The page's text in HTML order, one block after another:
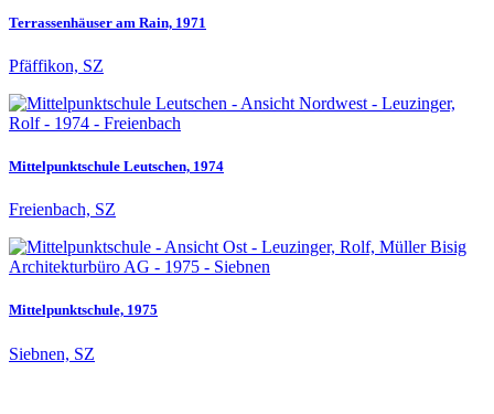
Terrassenhäuser am Rain, 1971
Pfäffikon, SZ
Mittelpunktschule Leutschen, 1974
Freienbach, SZ
Mittelpunktschule, 1975
Siebnen, SZ